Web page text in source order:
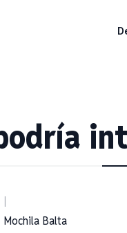
Mochila Balta